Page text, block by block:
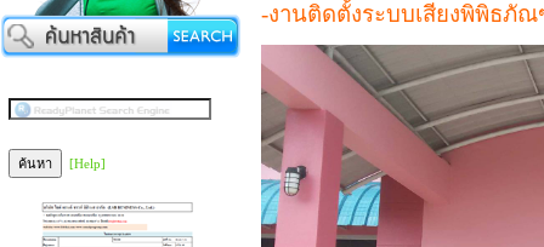
[Help]
-งานติดตั้งระบบเสียงพิพิธภั